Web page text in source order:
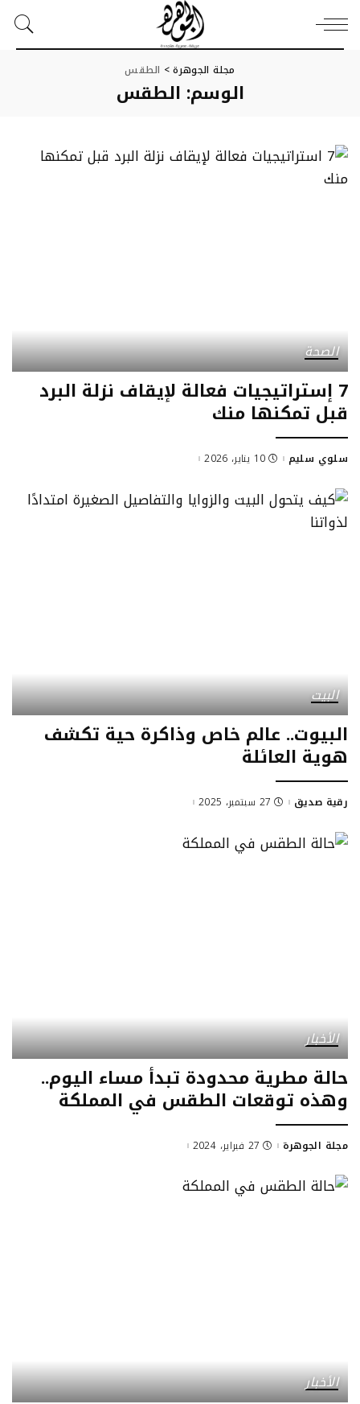
مجلة الجوهرة> الطقس
الوسم: الطقس
الصحة
7 إستراتيجيات فعالة لإيقاف نزلة البرد
قبل تمكنها منك
سلوي سليم 10 يناير، 2026
البيت
البيوت.. عالم خاص وذاكرة حية تكشف
هوية العائلة
رقية صديق 27 سبتمبر، 2025
الأخبار
حالة مطرية محدودة تبدأ مساء اليوم..
وهذه توقعات الطقس في المملكة
مجلة الجوهرة 27 فبراير، 2024
الأخبار